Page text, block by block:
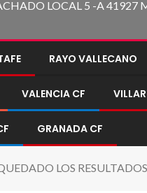
LOCAL 5 -A 41927
RAYO VALLECANO
VALENCIA CF
GRANADA CF
LOS